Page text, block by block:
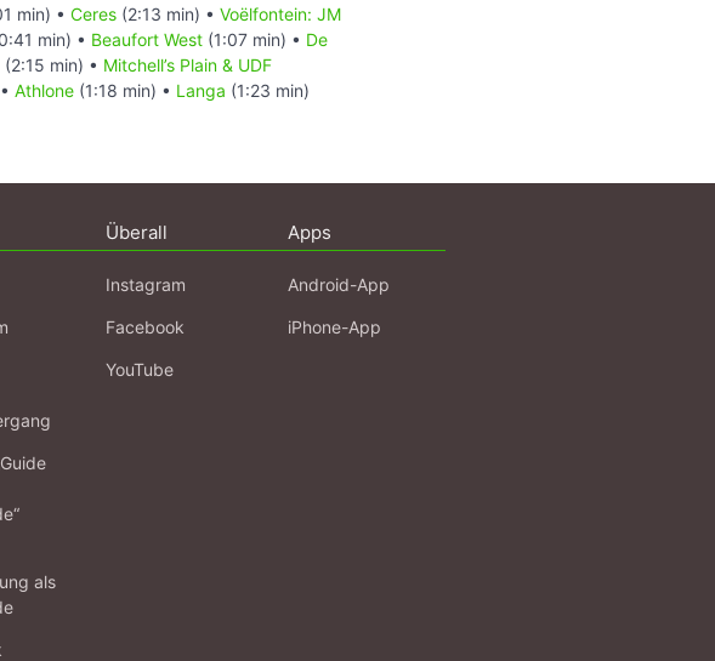
min) • Ceres (2:13 min) • Voëlfontein: JM
min) • Beaufort West (1:07 min) • De
(2:15 min) • Mitchell’s Plain & UDF
Athlone (1:18 min) • Langa (1:23 min)
als
Überall
Instagram
Facebook
YouTube
Apps
Android-App
iPhone-App